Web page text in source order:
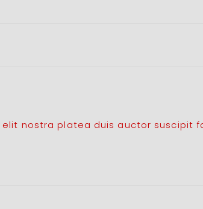
nostra platea duis auctor suscipit